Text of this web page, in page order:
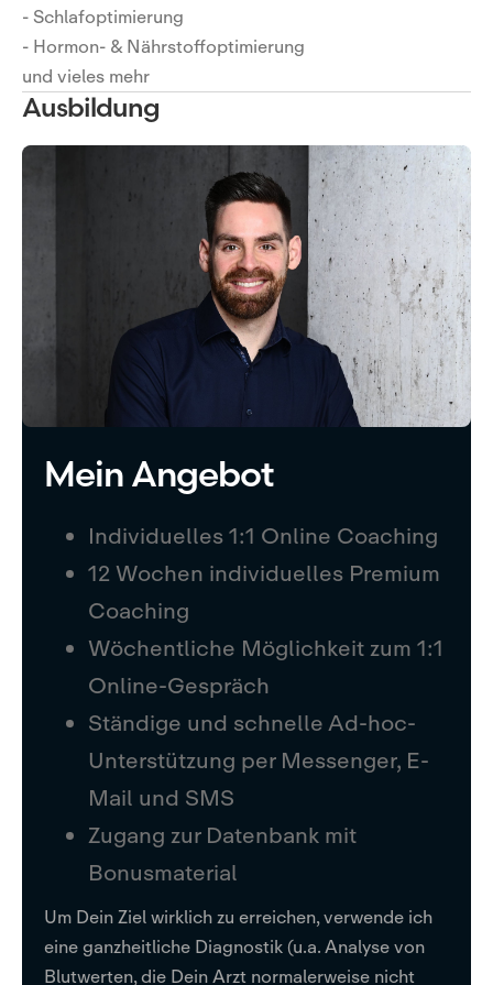
- Schlafoptimierung
- Hormon- & Nährstoffoptimierung
und vieles mehr
Ausbildung
Mein Angebot
Individuelles 1:1 Online Coaching
12 Wochen individuelles Premium
Coaching
Wöchentliche Möglichkeit zum 1:1
Online-Gespräch
Ständige und schnelle Ad-hoc-
Unterstützung per Messenger, E-
Mail und SMS
Zugang zur Datenbank mit
Bonusmaterial
Um Dein Ziel wirklich zu erreichen, verwende ich
eine ganzheitliche Diagnostik (u.a. Analyse von
Blutwerten, die Dein Arzt normalerweise nicht